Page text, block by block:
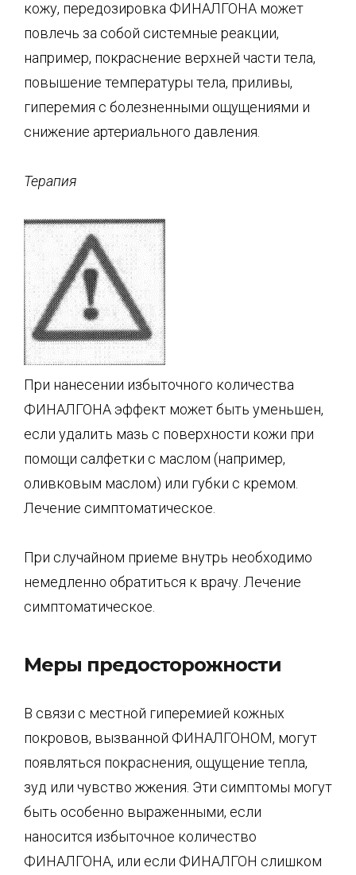
кожу, передозировка ФИНАЛГОНА может
повлечь за собой системные реакции,
например, покраснение верхней части тела,
повышение температуры тела, приливы,
гиперемия с болезненными ощущениями и
снижение артериального давления.
Терапия
При нанесении избыточного количества
ФИНАЛГОНА эффект может быть уменьшен,
если удалить мазь с поверхности кожи при
помощи салфетки с маслом (например,
оливковым маслом) или губки с кремом.
Лечение симптоматическое.
При случайном приеме внутрь необходимо
немедленно обратиться к врачу. Лечение
симптоматическое.
Меры предосторожности
В связи с местной гиперемией кожных
покровов, вызванной ФИНАЛГОНОМ, могут
появляться покраснения, ощущение тепла,
зуд или чувство жжения. Эти симптомы могут
быть особенно выраженными, если
наносится избыточное количество
ФИНАЛГОНА, или если ФИНАЛГОН слишком